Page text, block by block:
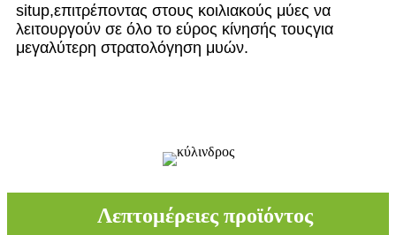
situp,επιτρέποντας στους κοιλιακούς μύες να
λειτουργούν σε όλο το εύρος κίνησής τουςγια
μεγαλύτερη στρατολόγηση μυών.
Λεπτομέρειες προϊόντος